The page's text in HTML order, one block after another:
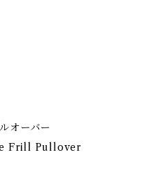
オーバー
Frill Pullover